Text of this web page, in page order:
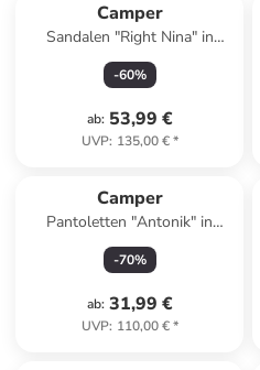
Camper
Sandalen "Right Nina" in
Schwarz
-60%
ab: 53,99 €
UVP: 135,00 €*
Camper
Pantoletten "Antonik" in
Dunkelblau
-70%
ab: 31,99 €
UVP: 110,00 €*